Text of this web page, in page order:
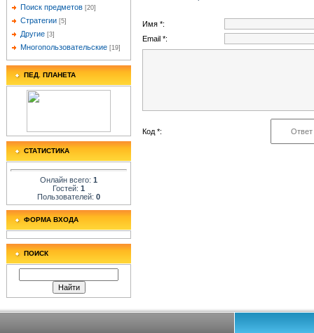
Поиск предметов [20]
Стратегии [5]
Другие [3]
Многопользовательские [19]
ПЕД. ПЛАНЕТА
СТАТИСТИКА
Онлайн всего: 1
Гостей: 1
Пользователей: 0
ФОРМА ВХОДА
ПОИСК
Имя *:
Email *:
Код *: